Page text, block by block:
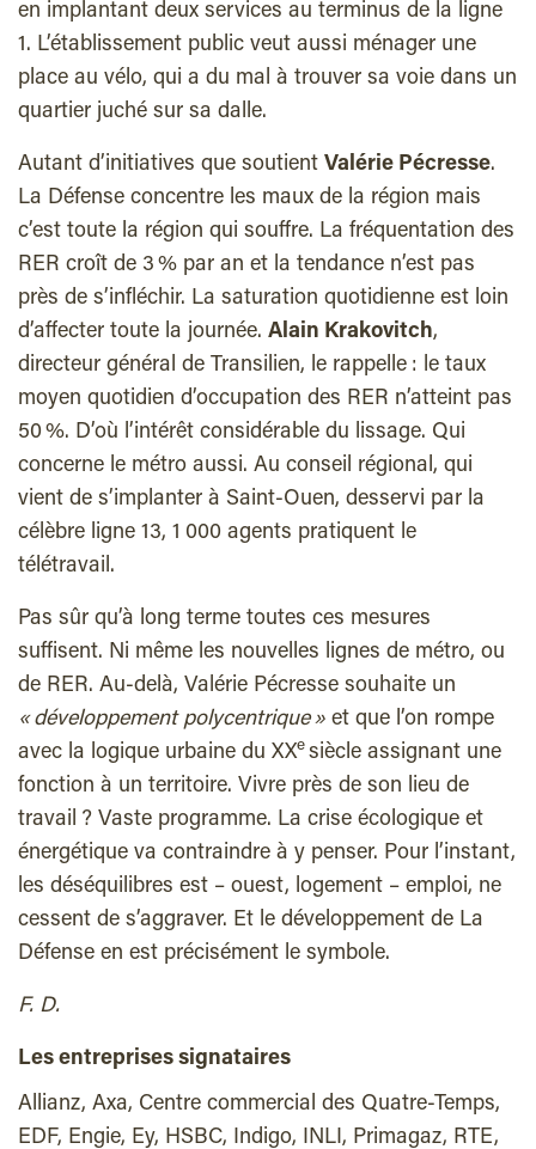
en implantant deux services au terminus de la ligne
1. L’établissement public veut aussi ménager une
place au vélo, qui a du mal à trouver sa voie dans un
quartier juché sur sa dalle.
Autant d’initiatives que soutient Valérie Pécresse.
La Défense concentre les maux de la région mais
c’est toute la région qui souffre. La fréquentation des
RER croît de 3 % par an et la tendance n’est pas
près de s’infléchir. La saturation quotidienne est loin
d’affecter toute la journée. Alain Krakovitch,
directeur général de Transilien, le rappelle : le taux
moyen quotidien d’occupation des RER n’atteint pas
50 %. D’où l’intérêt considérable du lissage. Qui
concerne le métro aussi. Au conseil régional, qui
vient de s’implanter à Saint-Ouen, desservi par la
célèbre ligne 13, 1 000 agents pratiquent le
télétravail.
Pas sûr qu’à long terme toutes ces mesures
suffisent. Ni même les nouvelles lignes de métro, ou
de RER. Au-delà, Valérie Pécresse souhaite un
« développement polycentrique » et que l’on rompe
avec la logique urbaine du XXe siècle assignant une
fonction à un territoire. Vivre près de son lieu de
travail ? Vaste programme. La crise écologique et
énergétique va contraindre à y penser. Pour l’instant,
les déséquilibres est – ouest, logement – emploi, ne
cessent de s’aggraver. Et le développement de La
Défense en est précisément le symbole.
F. D.
Les entreprises signataires
Allianz, Axa, Centre commercial des Quatre-Temps,
EDF, Engie, Ey, HSBC, Indigo, INLI, Primagaz, RTE,